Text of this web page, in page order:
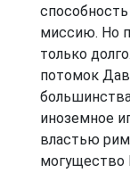
миссию. Но
только
потомок
иноземное
властью
могущество